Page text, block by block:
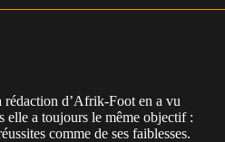
d’Afrik-Foot en a vu
elle a toujours le même objectif :
comme de ses faiblesses.